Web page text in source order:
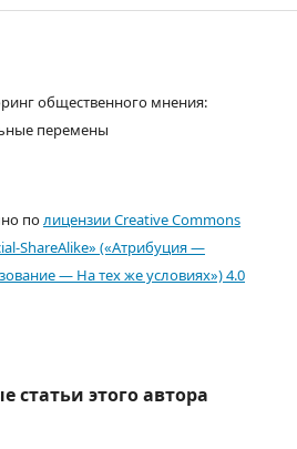
общественного мнения:
перемены
полицензии Creative Commons
ShareAlike» («Атрибуция —
— На тех же условиях») 4.0
статьи этого автора